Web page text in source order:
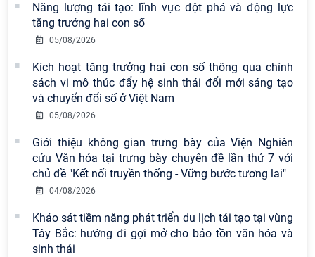
Năng lượng tái tạo: lĩnh vực đột phá và động lực
tăng trưởng hai con số
05/08/2026
Kích hoạt tăng trưởng hai con số thông qua chính
sách vi mô thúc đẩy hệ sinh thái đổi mới sáng tạo
và chuyển đổi số ở Việt Nam
05/08/2026
Giới thiệu không gian trưng bày của Viện Nghiên
cứu Văn hóa tại trưng bày chuyên đề lần thứ 7 với
chủ đề "Kết nối truyền thống - Vững bước tương lai"
04/08/2026
Khảo sát tiềm năng phát triển du lịch tái tạo tại vùng
Tây Bắc: hướng đi gợi mở cho bảo tồn văn hóa và
sinh thái
công tác cán bộ
Nam có 02 tác phẩm đạt giải khuyến
khích tại Cuộc thi chính luận bảo vệ
nền tảng tư tưởng của Đảng năm
2026
Chi bộ Viện Sử học tổ chức Tọa đàm
chuyên đề: Đẩy mạnh học tập, thực
hành tư tưởng, đạo đức, phương
pháp, phong cách Hồ Chí Minh trong
Hội thảo khoa học quốc tế “Không
gian phát triển Việt Nam trong kỷ